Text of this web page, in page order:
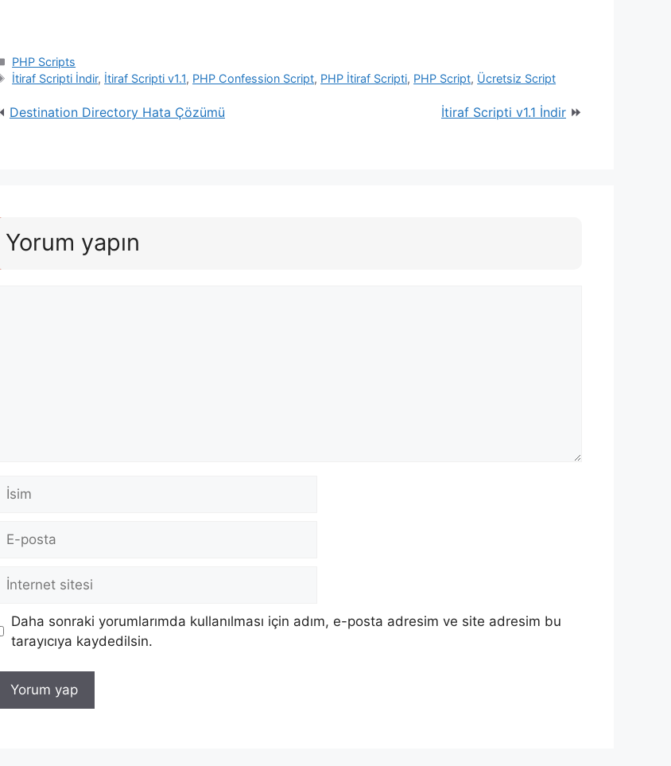
Kategoriler
PHP Scripts
Etiketler
İtiraf Scripti İndir, İtiraf Scripti v1.1, PHP Confession Script, PHP İtiraf Scripti, PHP Script, Ücretsiz Script
Destination Directory Hata Çözümü İtiraf Scripti v1.1 İndir
Yorum yapın
İsim
posta
İnternet
sitesi
Daha sonraki yorumlarımda kullanılması için adım, e-posta adresim ve site adresim bu
tarayıcıya kaydedilsin.